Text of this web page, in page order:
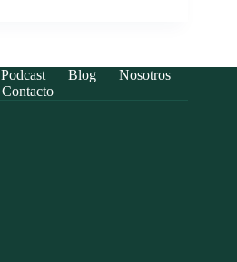
Podcast Blog
Nosotros
Contacto